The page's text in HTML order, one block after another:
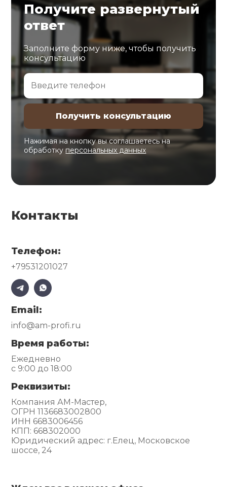
Получите развернутый
ответ
Заполните форму ниже, чтобы получить
консультацию
Нажимая на кнопку вы соглашаетесь на
обработкуперсональных данных
Контакты
Телефон:
+79531201027
Email:
info@am-profi.ru
Время работы:
Ежедневно
с 9:00 до 18:00
Реквизиты:
Компания АМ-Мастер,
ОГРН 1136683002800
ИНН 6683006456
КПП: 668302000
Юридический адрес: г.Елец, Московское
шоссе, 24